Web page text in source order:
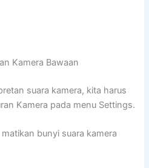
Kamera Bawaan
suara kamera, kita harus
Kamera pada menu Settings.
bunyi suara kamera